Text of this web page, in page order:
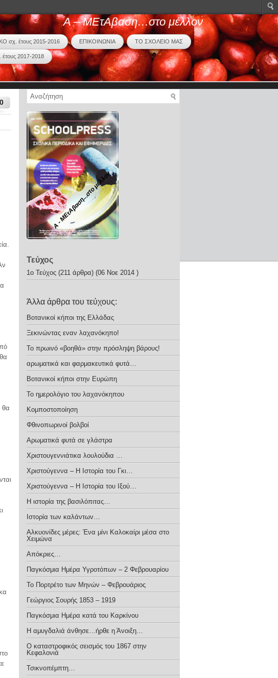
Α – ΜΕτΑβαση…στο μέλλον
σχ. έτους 2015-2016 ΕΠΙΚΟΙΝΩΝΙΑ ΤΟ ΣΧΟΛΕΙΟ ΜΑΣ
2017-2018
0
θα
Α - ΜΕτΑβαση...στο μέλλον
Τεύχος
1ο Τεύχος (211 άρθρα) (06 Νοε 2014 )
Άλλα άρθρα του τεύχους:
Βοτανικοί κήποι της Ελλάδας
Ξεκινώντας εναν λαχανόκηπο!
Το πρωινό «βοηθά» στην πρόσληψη βάρους!
αρωματικά και φαρμακευτικά φυτά…
Βοτανικοί κήποι στην Ευρώπη
Το ημερολόγιο του λαχανόκηπου
Κομποστοποίηση
Φθινοπωρινοί βολβοί
Αρωματικά φυτά σε γλάστρα
Χριστουγεννιάτικα λουλούδια …
Χριστούγεννα – H Iστορία του Γκι…
Χριστούγεννα – Η Ιστορία του Ιξού…
Η ιστορία της βασιλόπιτας…
Ιστορία των καλάντων…
Αλκυονίδες μέρες: Ένα μίνι Καλοκαίρι μέσα στο
Χειμώνα
Απόκριες…
Παγκόσμια Ημέρα Υγροτόπων – 2 Φεβρουαρίου
Το Πορτρέτο των Μηνών – Φεβρουάριος
Γεώργιος Σουρής 1853 – 1919
Παγκόσμια Ημέρα κατά του Καρκίνου
Η αμυγδαλιά άνθησε…ήρθε η Άνοιξη…
Ο καταστροφικός σεισμός του 1867 στην
Κεφαλονιά
Τσικνοπέμπτη…